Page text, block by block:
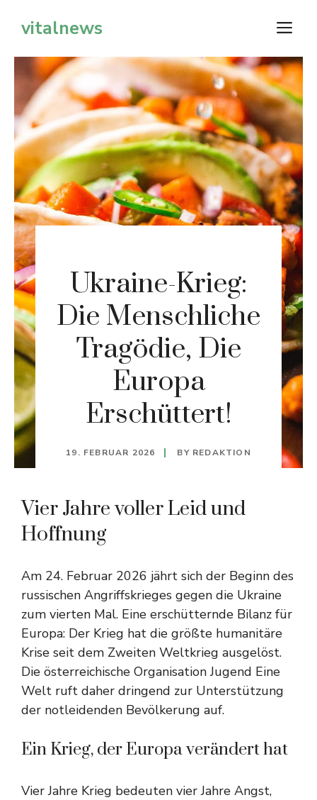
Inhaltvitalnews
Ukraine-Krieg:
Die Menschliche
Tragödie, Die
Europa
Erschüttert!
19. FEBRUAR 2026 BY REDAKTION
Vier Jahre voller Leid und
Hoffnung
Am 24. Februar 2026 jährt sich der Beginn des
russischen Angriffskrieges gegen die Ukraine
zum vierten Mal. Eine erschütternde Bilanz für
Europa: Der Krieg hat die größte humanitäre
Krise seit dem Zweiten Weltkrieg ausgelöst.
Die österreichische Organisation Jugend Eine
Welt ruft daher dringend zur Unterstützung
der notleidenden Bevölkerung auf.
Ein Krieg, der Europa verändert hat
Vier Jahre Krieg bedeuten vier Jahre Angst,